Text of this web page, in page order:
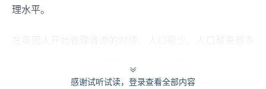
理水平。
一间房屋都有水厕的，甚至不是每一间房屋都有厕所的。
感谢试听试读，登录查看全部内容